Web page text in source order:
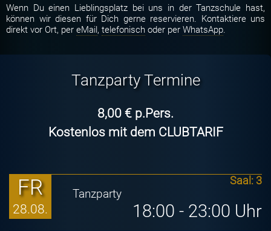
Wenn Du einen Lieblingsplatz bei uns in der Tanzschule hast,
können wir diesen für Dich gerne reservieren. Kontaktiere uns
direkt vor Ort, per eMail, telefonisch oder per WhatsApp.
Tanzparty Termine
8,00 € p.Pers.
Kostenlos mit dem CLUBTARIF
FR
28.08.
Saal: 3
Tanzparty
18:00 - 23:00 Uhr